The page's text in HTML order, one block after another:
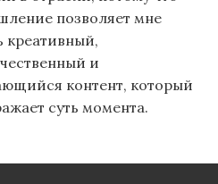
позволяет мне
креативный,
и
контент, который
суть момента.